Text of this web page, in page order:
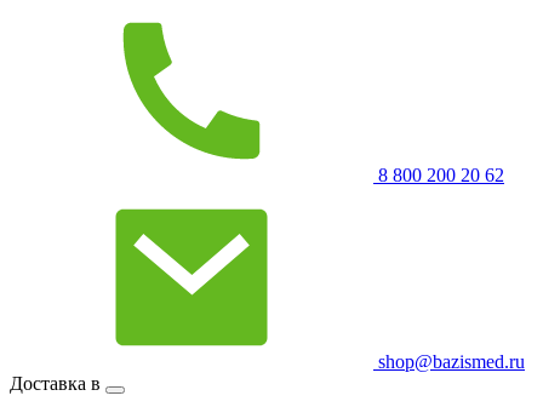
8 800 200 20 62
shop@bazismed.ru
Доставка в